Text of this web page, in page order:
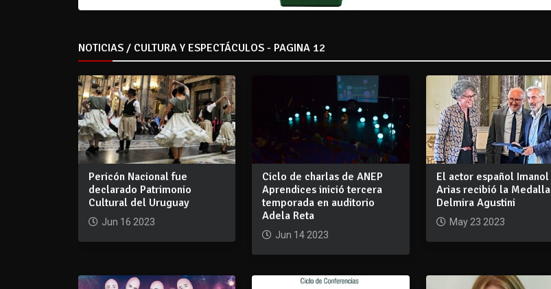
NOTICIAS / CULTURA Y ESPECTÁCULOS - PAGINA 12
Pericón Nacional fue
declarado Patrimonio
Cultural del Uruguay
Jun 16 2023
Ciclo de charlas de ANEP
Aprendices inició tercera
temporada en auditorio
Adela Reta
Jun 14 2023
El actor español Imanol
Arias recibió la Medalla
Delmira Agustini
May 23 2023